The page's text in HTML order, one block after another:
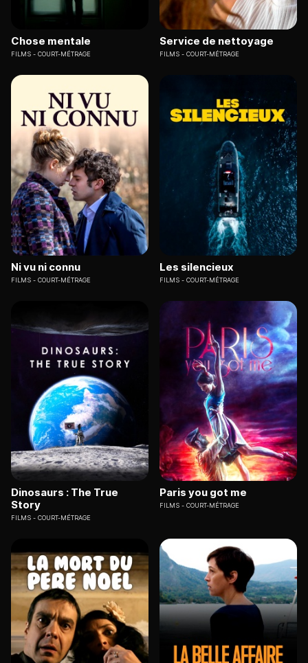
Chose mentale
FILMS COURT-MÉTRAGE
Service de nettoyage
FILMS COURT-MÉTRAGE
Ni vu ni connu
FILMS COURT-MÉTRAGE
Les silencieux
FILMS COURT-MÉTRAGE
Dinosaurs : The True
Story
FILMS COURT-MÉTRAGE
Paris you got me
FILMS COURT-MÉTRAGE